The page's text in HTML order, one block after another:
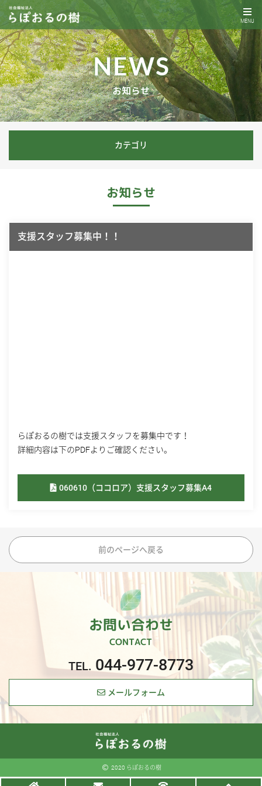
MENU
NEWS
お知らせ
カテゴリ
お知らせ
支援スタッフ募集中！！
らぽおるの樹では支援スタッフを募集中です！
詳細内容は下のPDFよりご確認ください。
060610（ココロア）支援スタッフ募集A4
前のページへ戻る
お問い合わせ
CONTACT
044-977-8773
メールフォーム
2020 らぽおるの樹